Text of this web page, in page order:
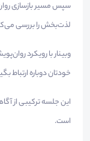
سپس مسیر بازسازی
لذت‌بخش را بررسی
وبینار با رویکرد
خودتان دوباره ارتباط
این جلسه ترکیبی از
است.